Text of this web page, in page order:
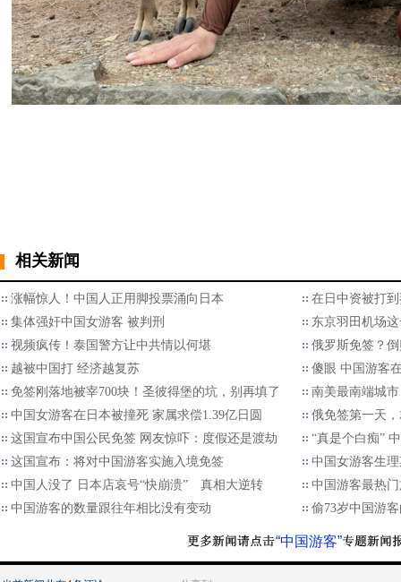
相关新闻
涨幅惊人！中国人正用脚投票涌向日本
在日中资被打
集体强奸中国女游客 被判刑
东京羽田机场
视频疯传！泰国警方让中共情以何堪
俄罗斯免签？
越被中国打 经济越复苏
傻眼 中国游客
免签刚落地被宰700块！圣彼得堡的坑，别再填了
南美最南端城
中国女游客在日本被撞死 家属求偿1.39亿日圆
俄免签第一天
这国宣布中国公民免签 网友惊吓：度假还是渡劫
“真是个白痴”
这国宣布：将对中国游客实施入境免签
中国女游客生
中国人没了 日本店哀号“快崩溃” 真相大逆转
中国游客最热
中国游客的数量跟往年相比没有变动
偷73岁中国游
“中国游客”